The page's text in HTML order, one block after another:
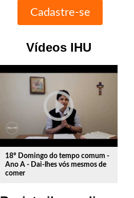
Vídeos IHU
play_circle_outline
18º Domingo do tempo comum -
Ano A - Dai-lhes vós mesmos de
comer